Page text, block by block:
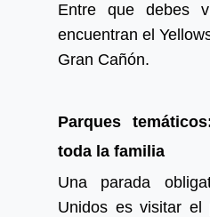
Entre que debes
encuentran el
Gran Cañón.
Parques
toda la familia
Una parada
Unidos es visitar el